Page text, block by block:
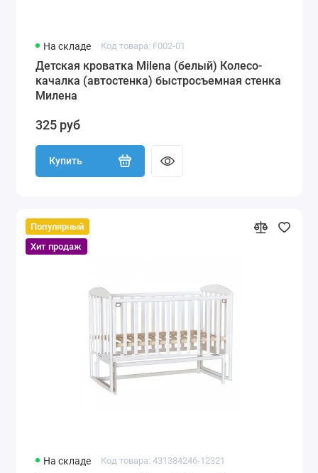
На складе Код товара: F002-01
Детская кроватка Milena (белый) Колесо-
качалка (автостенка) быстросъемная стенка
Милена
325 руб
Купить
Популярный
Хит продаж
На складе Код товара: 431384246-12321